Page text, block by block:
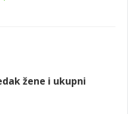
žene i ukupni